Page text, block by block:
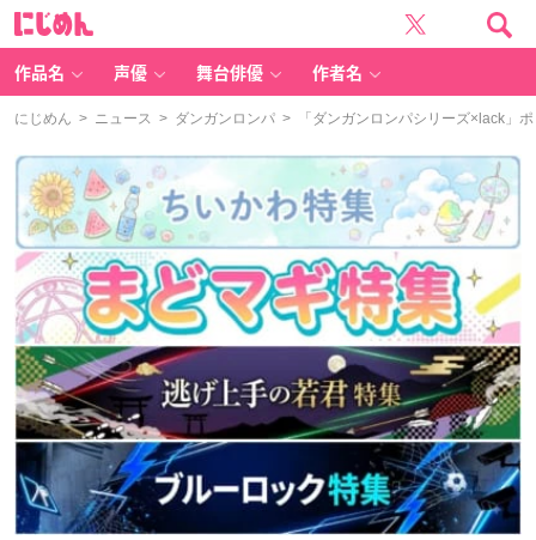
作品名 声優 舞台俳優 作者名
にじめん > ニュース > ダンガンロンパ > 「ダンガンロンパシリーズ×lack」